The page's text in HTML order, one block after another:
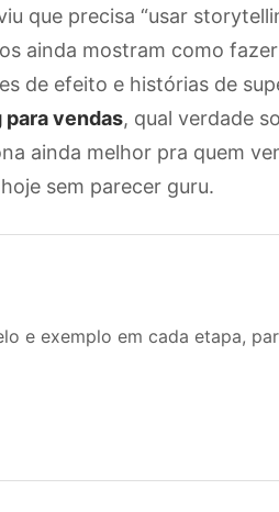
que precisa “usar
ainda mostram como
de efeito e histórias de
vendas, qual verdade
ainda melhor pra quem
sem parecer guru.
e exemplo em cada etapa,